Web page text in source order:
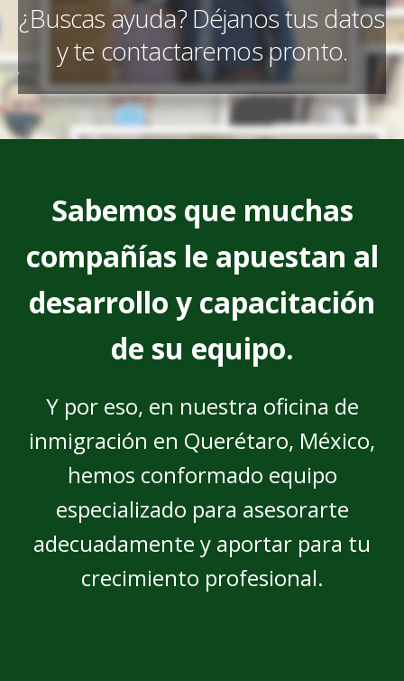
¿Buscas ayuda? Déjanos tus datos
y te contactaremos pronto.
Sabemos que muchas
compañías le apuestan al
desarrollo y capacitación
de su equipo.
Y por eso, en nuestra oficina de
inmigración en Querétaro, México,
hemos conformado equipo
especializado para asesorarte
adecuadamente y aportar para tu
crecimiento profesional.